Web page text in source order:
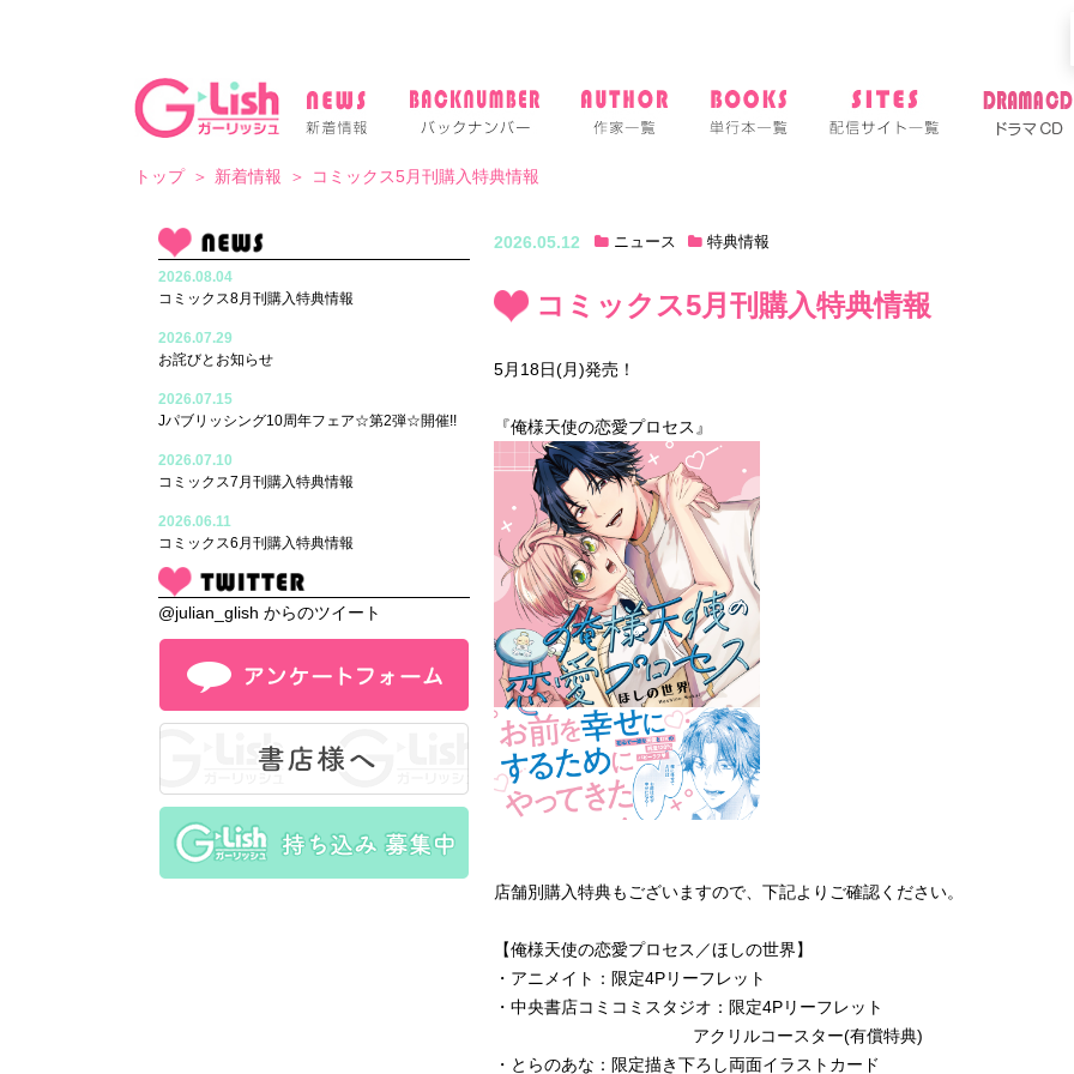
トップ 新着情報 コミックス5月刊購入特典情報
2026.08.04
コミックス8月刊購入特典情報
2026.07.29
お詫びとお知らせ
2026.07.15
Jパブリッシング10周年フェア☆第2弾☆開催!!
2026.07.10
コミックス7月刊購入特典情報
2026.06.11
コミックス6月刊購入特典情報
@julian_glish からのツイート
2026.05.12 ニュース 特典情報
コミックス5月刊購入特典情報
5月18日(月)発売！
『俺様天使の恋愛プロセス』
店舗別購入特典もございますので、下記よりご確認ください。
【俺様天使の恋愛プロセス／ほしの世界】
・アニメイト：限定4Pリーフレット
・中央書店コミコミスタジオ：限定4Pリーフレット
アクリルコースター(有償特典)
・とらのあな：限定描き下ろし両面イラストカード